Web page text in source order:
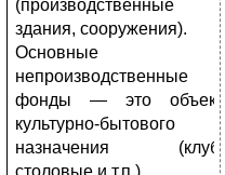
(производственные
здания, сооружения).
Основные
непроизводственные
фонды — это
культурно-бытового
назначения